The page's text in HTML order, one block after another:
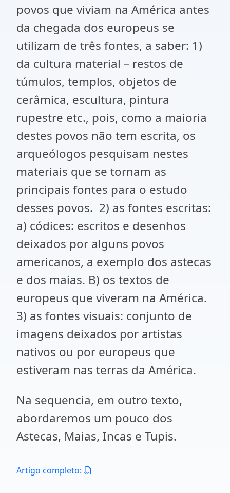
povos que viviam na América antes
da chegada dos europeus se
utilizam de três fontes, a saber: 1)
da cultura material – restos de
túmulos, templos, objetos de
cerâmica, escultura, pintura
rupestre etc., pois, como a maioria
destes povos não tem escrita, os
arqueólogos pesquisam nestes
materiais que se tornam as
principais fontes para o estudo
desses povos. 2) as fontes escritas:
a) códices: escritos e desenhos
deixados por alguns povos
americanos, a exemplo dos astecas
e dos maias. B) os textos de
europeus que viveram na América.
3) as fontes visuais: conjunto de
imagens deixados por artistas
nativos ou por europeus que
estiveram nas terras da América.
Na sequencia, em outro texto,
abordaremos um pouco dos
Astecas, Maias, Incas e Tupis.
Artigo completo: